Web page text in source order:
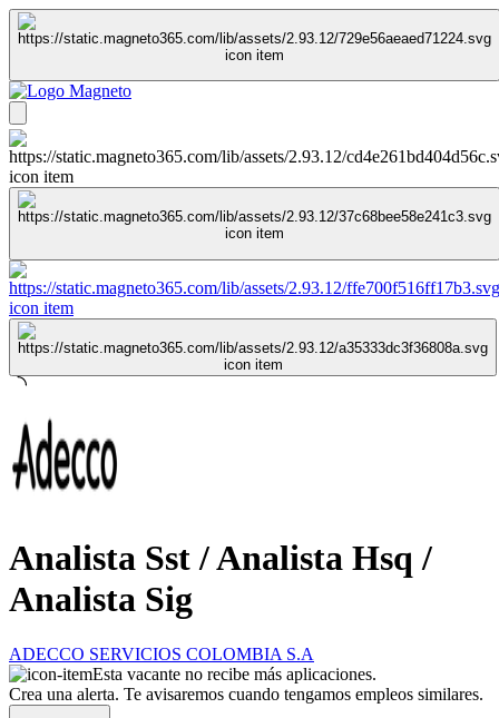
Analista Sst / Analista Hsq /
Analista Sig
ADECCO SERVICIOS COLOMBIA S.A
Esta vacante no recibe más aplicaciones.
Crea una alerta. Te avisaremos cuando tengamos empleos similares.